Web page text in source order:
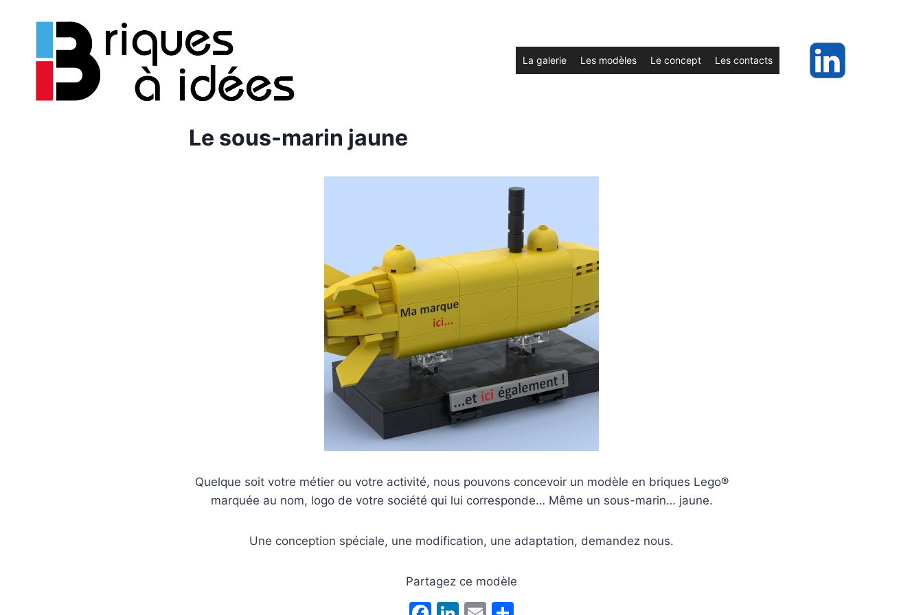
La galerie Les modèles Le concept Les contacts
Le sous-marin jaune
Quelque soit votre métier ou votre activité, nous pouvons concevoir un modèle en briques Lego®
marquée au nom, logo de votre société qui lui corresponde… Même un sous-marin… jaune.
Une conception spéciale, une modification, une adaptation, demandez nous.
Partagez ce modèle